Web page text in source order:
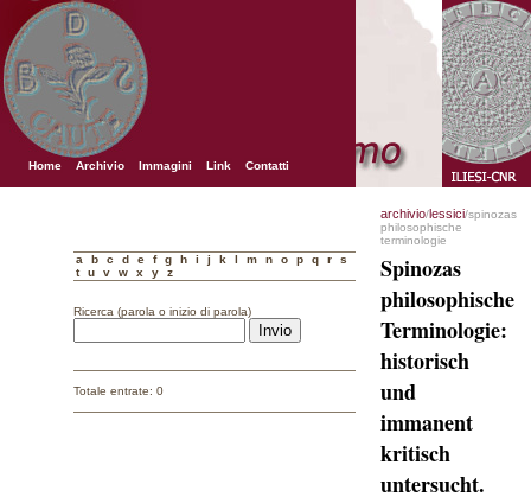
Home Archivio Immagini Link Contatti
a b c d e f g h i j k l m n o p q r
s
t
u v w x y z
Ricerca (parola o inizio di parola)
Totale entrate: 0
archivio/lessici/spinozas
philosophische
terminologie
Spinozas
philosophische
Terminologie:
historisch
und
immanent
kritisch
untersucht.